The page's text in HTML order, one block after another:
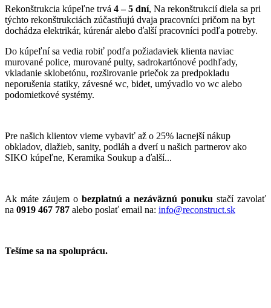
Rekonštrukcia kúpeľne trvá 4 – 5 dní, Na rekonštrukcií diela sa pri
týchto rekonštrukciách zúčastňujú dvaja pracovníci pričom na byt
dochádza elektrikár, kúrenár alebo ďalší pracovníci podľa potreby.
Do kúpeľní sa vedia robiť podľa požiadaviek klienta naviac
murované police, murované pulty, sadrokartónové podhľady,
vkladanie sklobetónu, rozširovanie priečok za predpokladu
neporušenia statiky, závesné wc, bidet, umývadlo vo wc alebo
podomietkové systémy.
Pre našich klientov vieme vybaviť až o 25% lacnejší nákup
obkladov, dlažieb, sanity, podláh a dverí u našich partnerov ako
SIKO kúpeľne, Keramika Soukup a ďalší...
Ak máte záujem o bezplatnú a nezáväznú ponuku stačí zavolať
na 0919 467 787 alebo poslať email na: info@reconstruct.sk
Tešíme sa na spoluprácu.